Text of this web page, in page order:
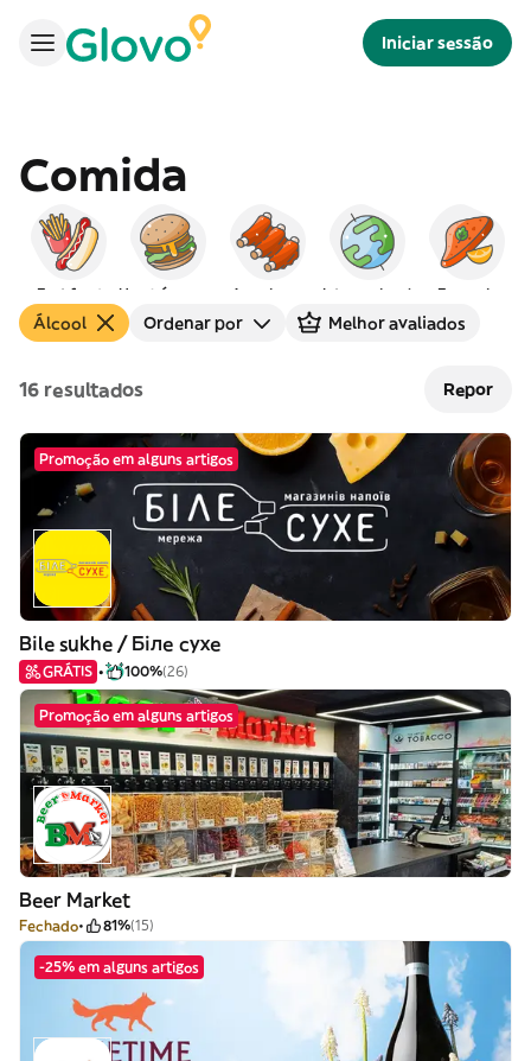
Iniciar sessão
Comida
Fast food Americana Internacional Europeia
Álcool Ordenar por Melhor avaliados
16 resultados Repor
Promoção em alguns artigos
Bile sukhe / Біле сухе
GRÁTIS 100%(26)
Promoção em alguns artigos
Beer Market
Fechado 81%(15)
-25% em alguns artigos